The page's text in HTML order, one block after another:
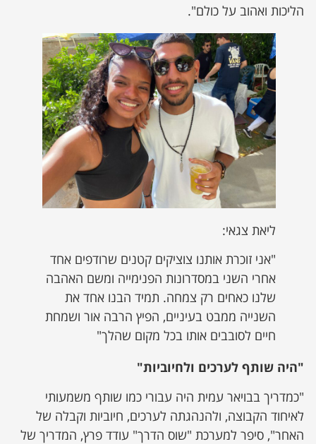
הליכות ואהוב על כולם".
ליאת צגאי:
"אני זוכרת אותנו צוציקים קטנים שרודפים אחד
אחרי השני במסדרונות הפנימייה ומשם האהבה
שלנו כאחים רק צמחה. תמיד הבנו אחד את
השנייה ממבט בעיניים, הפיץ הרבה אור ושמחת
חיים לסובבים אותו בכל מקום שהלך"
"היה שותף לערכים ולחיוביות"
"כמדריך בבויאר עמית היה עבורי כמו שותף משמעותי
לאיחוד הקבוצה, ולהנהגתה לערכים, חיוביות וקבלה של
האחר", סיפר למערכת "שוס הדרך" עודד פרץ, המדריך של